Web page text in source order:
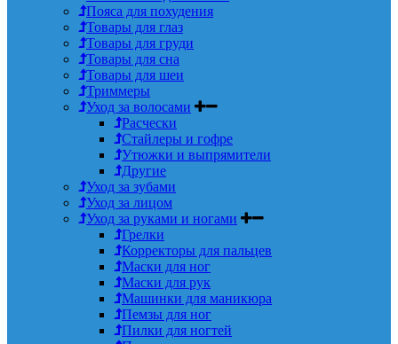
Пояса для похудения
Товары для глаз
Товары для груди
Товары для сна
Товары для шеи
Триммеры
Уход за волосами
Расчески
Стайлеры и гофре
Утюжки и выпрямители
Другие
Уход за зубами
Уход за лицом
Уход за руками и ногами
Грелки
Корректоры для пальцев
Маски для ног
Маски для рук
Машинки для маникюра
Пемзы для ног
Пилки для ногтей